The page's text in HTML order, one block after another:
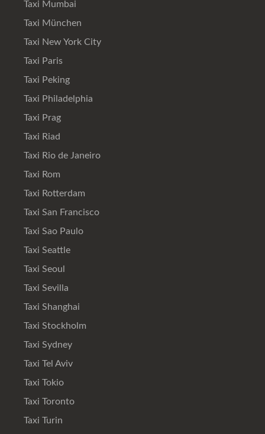
Taxi Mumbai
Taxi München
Taxi New York City
Taxi Paris
Taxi Peking
Taxi Philadelphia
Taxi Prag
Taxi Riad
Taxi Rio de Janeiro
Taxi Rom
Taxi Rotterdam
Taxi San Francisco
Taxi Sao Paulo
Taxi Seattle
Taxi Seoul
Taxi Sevilla
Taxi Shanghai
Taxi Stockholm
Taxi Sydney
Taxi Tel Aviv
Taxi Tokio
Taxi Toronto
Taxi Turin